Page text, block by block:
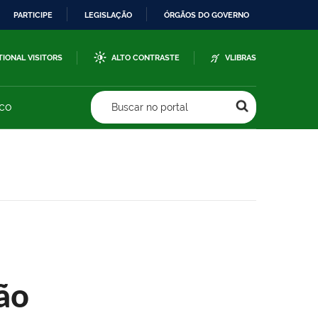
PARTICIPE LEGISLAÇÃO ÓRGÃOS DO GOVERNO
VISITORS ALTO CONTRASTE VLIBRAS
Buscar no portal